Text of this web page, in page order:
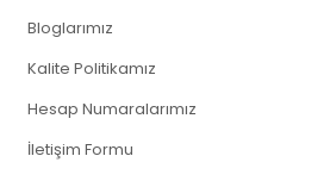
Bloglarımız
Kalite Politikamız
Hesap Numaralarımız
İletişim Formu